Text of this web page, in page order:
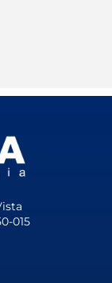
015